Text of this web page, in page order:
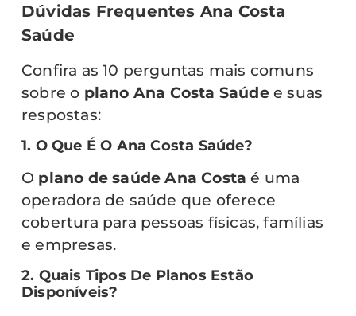
Dúvidas Frequentes Ana Costa
Saúde
Confira as 10 perguntas mais comuns
sobre o plano Ana Costa Saúdee suas
respostas:
1. O Que É O Ana Costa Saúde?
O plano de saúde Ana Costa é uma
operadora de saúde que oferece
cobertura para pessoas físicas, famílias
e empresas.
2. Quais Tipos De Planos Estão
Disponíveis?